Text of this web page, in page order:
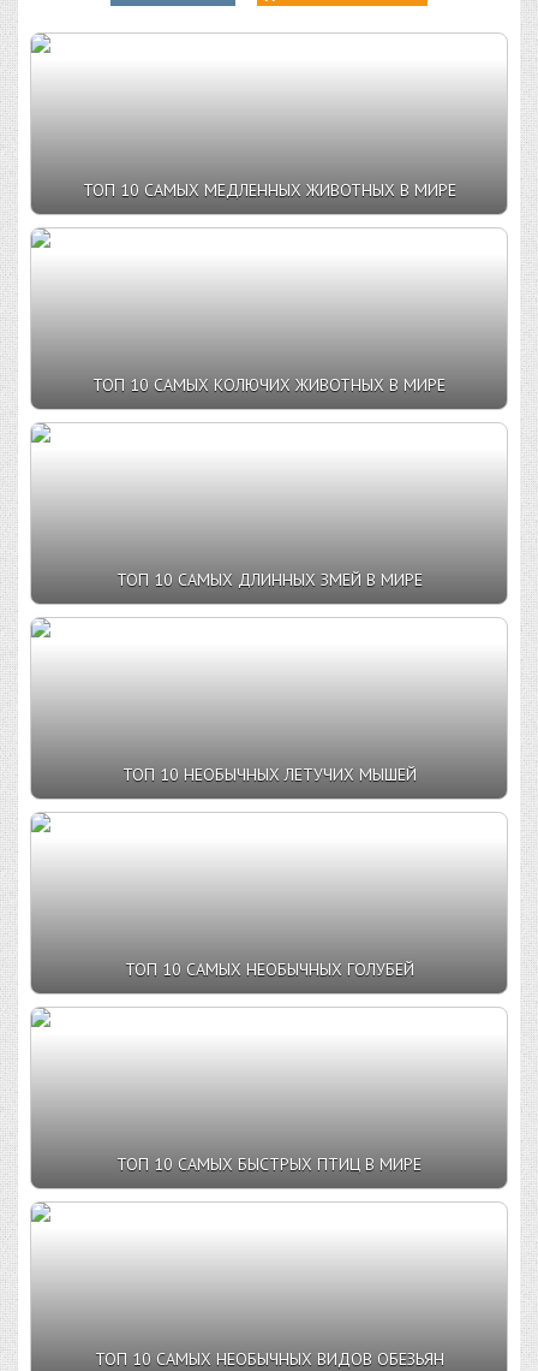
ТОП 10 САМЫХ МЕДЛЕННЫХ ЖИВОТНЫХ В МИРЕ
ТОП 10 САМЫХ КОЛЮЧИХ ЖИВОТНЫХ В МИРЕ
ТОП 10 САМЫХ ДЛИННЫХ ЗМЕЙ В МИРЕ
ТОП 10 НЕОБЫЧНЫХ ЛЕТУЧИХ МЫШЕЙ
ТОП 10 САМЫХ НЕОБЫЧНЫХ ГОЛУБЕЙ
ТОП 10 САМЫХ БЫСТРЫХ ПТИЦ В МИРЕ
ТОП 10 САМЫХ НЕОБЫЧНЫХ ВИДОВ ОБЕЗЬЯН